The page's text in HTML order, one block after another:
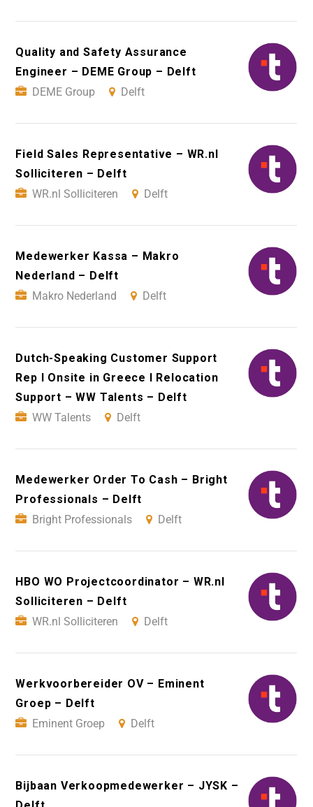
Quality and Safety Assurance
Engineer – DEME Group – Delft
DEME Group
Delft
Field Sales Representative – WR.nl
Solliciteren – Delft
WR.nl Solliciteren
Delft
Medewerker Kassa – Makro
Nederland – Delft
Makro Nederland
Delft
Dutch-Speaking Customer Support
Rep I Onsite in Greece I Relocation
Support – WW Talents – Delft
WW Talents
Delft
Medewerker Order To Cash – Bright
Professionals – Delft
Bright Professionals
Delft
HBO WO Projectcoordinator – WR.nl
Solliciteren – Delft
WR.nl Solliciteren
Delft
Werkvoorbereider OV – Eminent
Groep – Delft
Eminent Groep
Delft
Bijbaan Verkoopmedewerker – JYSK –